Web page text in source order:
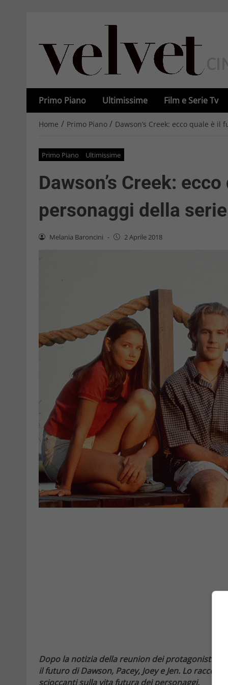
Primo Piano Ultimissime Film e Serie Tv
Home / Primo Piano / Dawson’s Creek: ecco quale è
Primo Piano Ultimissime
Dawson’s Creek:
personaggi della
Melania Baroncini - 2 Aprile 2018
Dopo la notizia della reunion dei protagonisti
il futuro di Dawson, Pacey, Joey e Jen. Lo
scioccanti sulla vita futura dei personaggi.